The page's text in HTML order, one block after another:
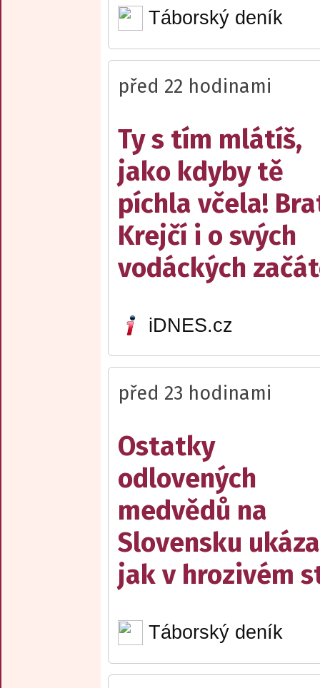
Táborský deník
před 22 hodinami
Ty s tím mlátíš,
jako kdyby tě
píchla včela!
Krejčí i o svých
vodáckých
iDNES.cz
před 23 hodinami
Ostatky
odlovených
medvědů na
Slovensku
jak v hrozivém
Táborský deník